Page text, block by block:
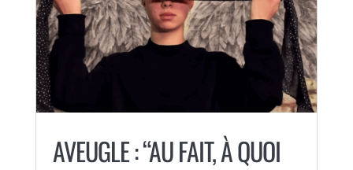
AVEUGLE : “AU FAIT, À QUOI